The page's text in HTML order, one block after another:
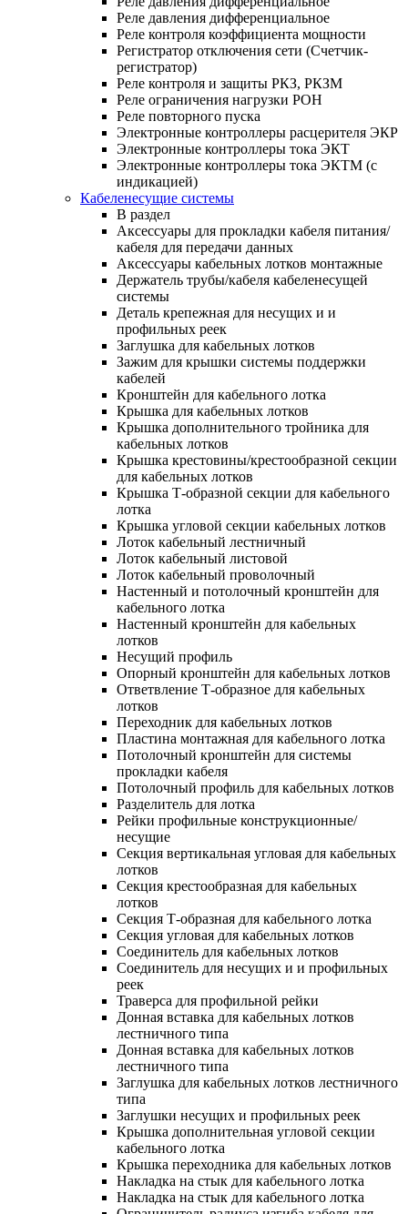
Реле давления дифференциальное
Реле контроля коэффициента мощности
Регистратор отключения сети (Счетчик-
регистратор)
Реле контроля и защиты РКЗ, РКЗМ
Реле ограничения нагрузки РОН
Реле повторного пуска
Электронные контроллеры расцерителя ЭКР
Электронные контроллеры тока ЭКТ
Электронные контроллеры тока ЭКТМ (с
индикацией)
Кабеленесущие системы
В раздел
Аксессуары для прокладки кабеля питания/
кабеля для передачи данных
Аксессуары кабельных лотков монтажные
Держатель трубы/кабеля кабеленесущей
системы
Деталь крепежная для несущих и и
профильных реек
Заглушка для кабельных лотков
Зажим для крышки системы поддержки
кабелей
Кронштейн для кабельного лотка
Крышка для кабельных лотков
Крышка дополнительного тройника для
кабельных лотков
Крышка крестовины/крестообразной секции
для кабельных лотков
Крышка Т-образной секции для кабельного
лотка
Крышка угловой секции кабельных лотков
Лоток кабельный лестничный
Лоток кабельный листовой
Лоток кабельный проволочный
Настенный и потолочный кронштейн для
кабельного лотка
Настенный кронштейн для кабельных
лотков
Несущий профиль
Опорный кронштейн для кабельных лотков
Ответвление Т-образное для кабельных
лотков
Переходник для кабельных лотков
Пластина монтажная для кабельного лотка
Потолочный кронштейн для системы
прокладки кабеля
Потолочный профиль для кабельных лотков
Разделитель для лотка
Рейки профильные конструкционные/
несущие
Секция вертикальная угловая для кабельных
лотков
Секция крестообразная для кабельных
лотков
Секция Т-образная для кабельного лотка
Секция угловая для кабельных лотков
Соединитель для кабельных лотков
Соединитель для несущих и и профильных
реек
Траверса для профильной рейки
Донная вставка для кабельных лотков
лестничного типа
Донная вставка для кабельных лотков
лестничного типа
Заглушка для кабельных лотков лестничного
типа
Заглушки несущих и профильных реек
Крышка дополнительная угловой секции
кабельного лотка
Крышка переходника для кабельных лотков
Накладка на стык для кабельного лотка
Накладка на стык для кабельного лотка